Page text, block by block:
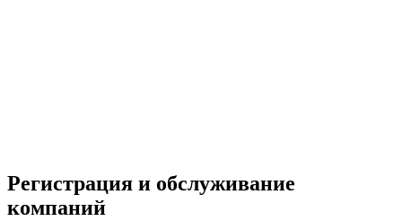
Регистрация и обслуживание
компаний